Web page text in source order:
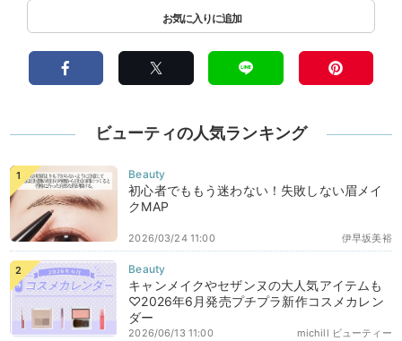
ビューティの人気ランキング
初心者でももう迷わない！失敗しない眉メイ
クMAP
伊早坂美裕
2026/03/24 11:00
キャンメイクやセザンヌの大人気アイテムも
♡2026年6月発売プチプラ新作コスメカレン
ダー
michill ビューティー
2026/06/13 11:00